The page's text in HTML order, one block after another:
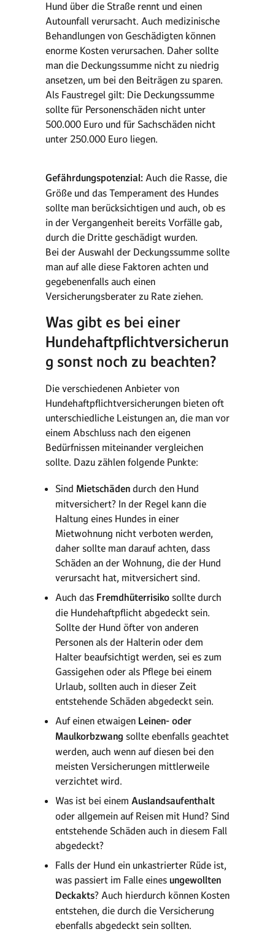
Hund über die Straße rennt und einen
Autounfall verursacht. Auch medizinische
Behandlungen von Geschädigten können
enorme Kosten verursachen. Daher sollte
man die Deckungssumme nicht zu niedrig
ansetzen, um bei den Beiträgen zu sparen.
Als Faustregel gilt: Die Deckungssumme
sollte für Personenschäden nicht unter
500.000 Euro und für Sachschäden nicht
unter 250.000 Euro liegen.
Gefährdungspotenzial: Auch die Rasse, die
Größe und das Temperament des Hundes
sollte man berücksichtigen und auch, ob es
in der Vergangenheit bereits Vorfälle gab,
durch die Dritte geschädigt wurden.
Bei der Auswahl der Deckungssumme sollte
man auf alle diese Faktoren achten und
gegebenenfalls auch einen
Versicherungsberater zu Rate ziehen.
Was gibt es bei einer
Hundehaftpflichtversicherun
g sonst noch zu beachten?
Die verschiedenen Anbieter von
Hundehaftpflichtversicherungen bieten oft
unterschiedliche Leistungen an, die man vor
einem Abschluss nach den eigenen
Bedürfnissen miteinander vergleichen
sollte. Dazu zählen folgende Punkte:
Sind Mietschäden durch den Hund
mitversichert? In der Regel kann die
Haltung eines Hundes in einer
Mietwohnung nicht verboten werden,
daher sollte man darauf achten, dass
Schäden an der Wohnung, die der Hund
verursacht hat, mitversichert sind.
Auch das Fremdhüterrisiko sollte durch
die Hundehaftpflicht abgedeckt sein.
Sollte der Hund öfter von anderen
Personen als der Halterin oder dem
Halter beaufsichtigt werden, sei es zum
Gassigehen oder als Pflege bei einem
Urlaub, sollten auch in dieser Zeit
entstehende Schäden abgedeckt sein.
Auf einen etwaigen Leinen- oder
Maulkorbzwang sollte ebenfalls geachtet
werden, auch wenn auf diesen bei den
meisten Versicherungen mittlerweile
verzichtet wird.
Was ist bei einem Auslandsaufenthalt
oder allgemein auf Reisen mit Hund? Sind
entstehende Schäden auch in diesem Fall
abgedeckt?
Falls der Hund ein unkastrierter Rüde ist,
was passiert im Falle eines ungewollten
Deckakts? Auch hierdurch können Kosten
entstehen, die durch die Versicherung
ebenfalls abgedeckt sein sollten.